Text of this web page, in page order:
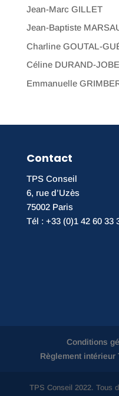
Jean-Marc GILLET
Jean-Baptiste
Charline GOUTAL-
Céline DURAND-
Emmanuelle
Contact
TPS Conseil
6, rue d’Uzès
75002 Paris
Tél : +33 (0)1 42 60 33
Conditions
Règlement intérieur
TPS Conseil 2022. Tous